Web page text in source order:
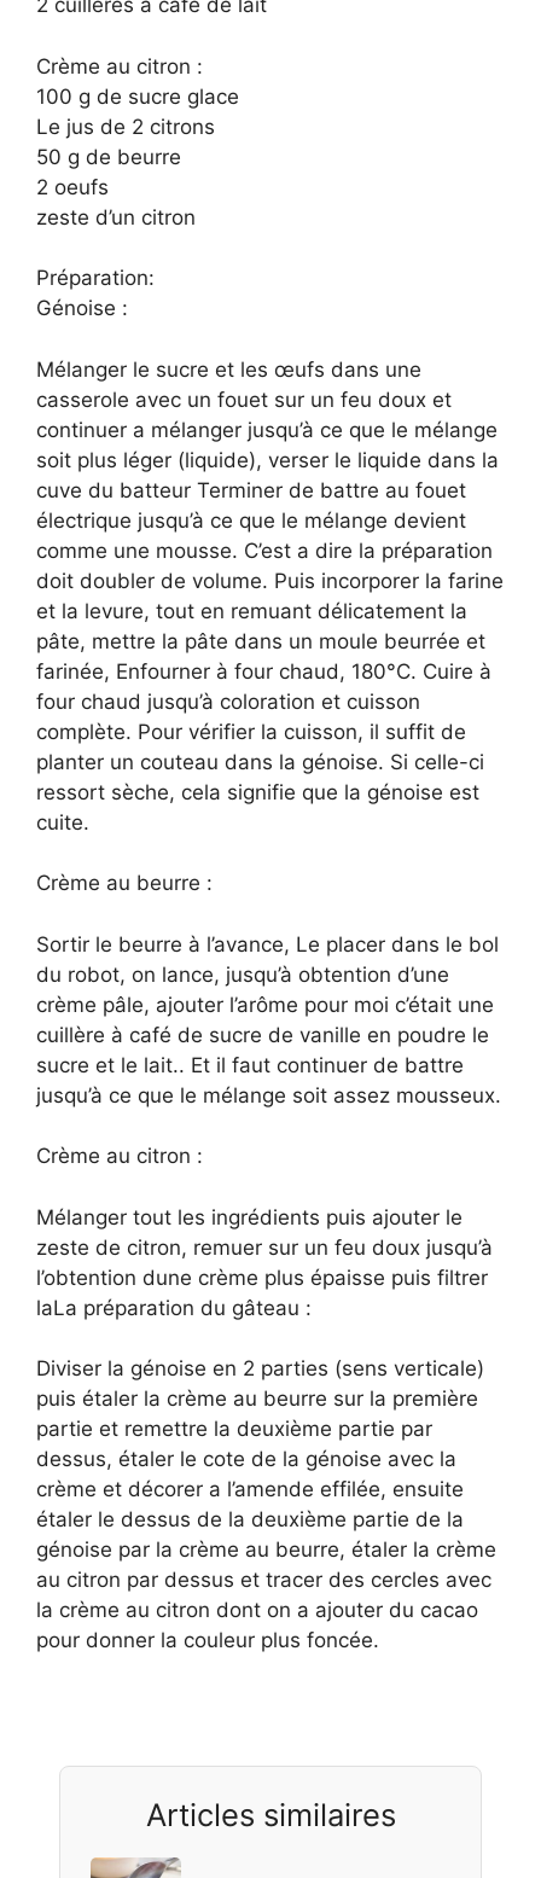
2 cuillères à café de lait
Crème au citron :
100 g de sucre glace
Le jus de 2 citrons
50 g de beurre
2 oeufs
zeste d’un citron
Préparation:
Génoise :
Mélanger le sucre et les œufs dans une
casserole avec un fouet sur un feu doux et
continuer a mélanger jusqu’à ce que le mélange
soit plus léger (liquide), verser le liquide dans la
cuve du batteur Terminer de battre au fouet
électrique jusqu’à ce que le mélange devient
comme une mousse. C’est a dire la préparation
doit doubler de volume. Puis incorporer la farine
et la levure, tout en remuant délicatement la
pâte, mettre la pâte dans un moule beurrée et
farinée, Enfourner à four chaud, 180°C. Cuire à
four chaud jusqu’à coloration et cuisson
complète. Pour vérifier la cuisson, il suffit de
planter un couteau dans la génoise. Si celle-ci
ressort sèche, cela signifie que la génoise est
cuite.
Crème au beurre :
Sortir le beurre à l’avance, Le placer dans le bol
du robot, on lance, jusqu’à obtention d’une
crème pâle, ajouter l’arôme pour moi c’était une
cuillère à café de sucre de vanille en poudre le
sucre et le lait.. Et il faut continuer de battre
jusqu’à ce que le mélange soit assez mousseux.
Crème au citron :
Mélanger tout les ingrédients puis ajouter le
zeste de citron, remuer sur un feu doux jusqu’à
l’obtention dune crème plus épaisse puis filtrer
laLa préparation du gâteau :
Diviser la génoise en 2 parties (sens verticale)
puis étaler la crème au beurre sur la première
partie et remettre la deuxième partie par
dessus, étaler le cote de la génoise avec la
crème et décorer a l’amende effilée, ensuite
étaler le dessus de la deuxième partie de la
génoise par la crème au beurre, étaler la crème
au citron par dessus et tracer des cercles avec
la crème au citron dont on a ajouter du cacao
pour donner la couleur plus foncée.
Articles similaires